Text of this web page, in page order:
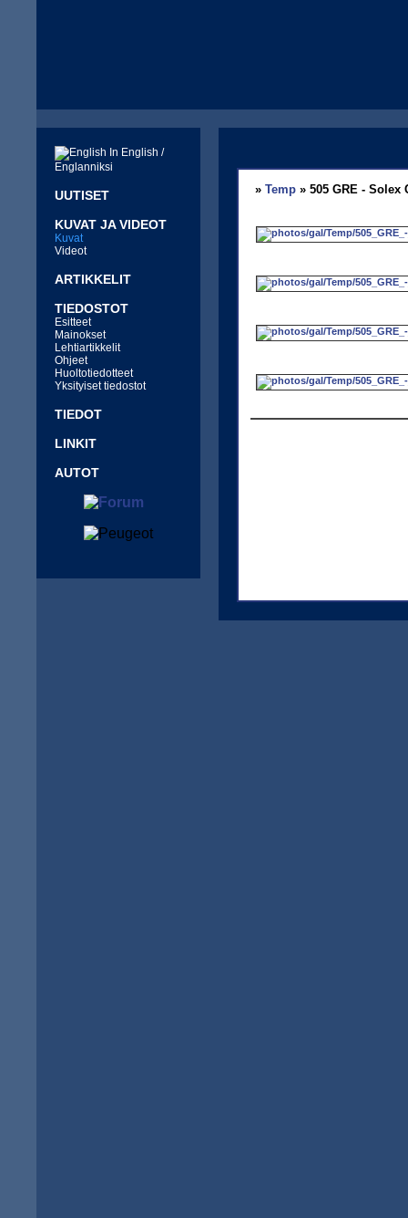
In English /
Englanniksi
UUTISET
KUVAT JA VIDEOT
Kuvat
Videot
ARTIKKELIT
TIEDOSTOT
Esitteet
Mainokset
Lehtiartikkelit
Ohjeet
Huoltotiedotteet
Yksityiset tiedostot
TIEDOT
LINKIT
AUTOT
» Temp » 505 GRE - Solex